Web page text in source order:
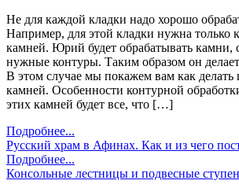
Не для каждой кладки надо хорошо
Например, для этой кладки нужна только
камней. Юрий будет обрабатывать камни,
нужные контуры. Таким образом он
В этом случае мы покажем вам как
камней. Особенности контурной
этих камней будет все, что […]
Подробнее...
Русский храм в Афинах. Как и из чего
Подробнее...
Консольные лестницы и подвесные